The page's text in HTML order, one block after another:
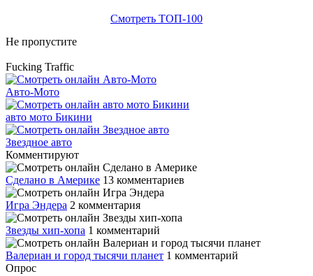
Смотреть ТОП-100
Не пропустите
Fucking Traffic
Авто-Мото
авто мото Бикини
Звездное авто
Комментируют
Сделано в Америке 13 комментариев
Игра Эндера 2 комментария
Звезды хип-хопа 1 комментарий
Валериан и город тысячи планет 1 комментарий
Опрос